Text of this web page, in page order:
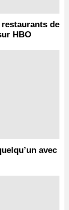
de
HBO
avec